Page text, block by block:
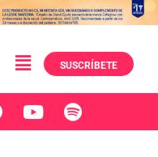
SUSCRÍBETE